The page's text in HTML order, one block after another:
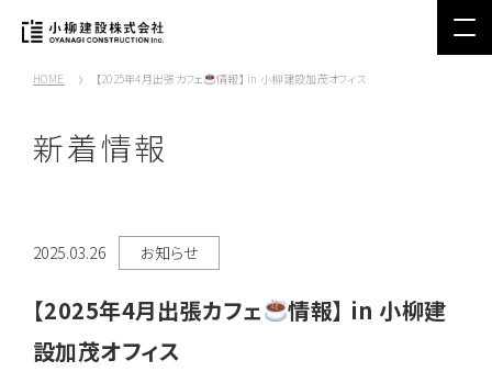
HOME 【2025年4月出張カフェ 情報】 in 小柳建設加茂オフィス
新着情報
2025.03.26 お知らせ
【2025年4月出張カフェ
情報】 in 小柳建
設加茂オフィス